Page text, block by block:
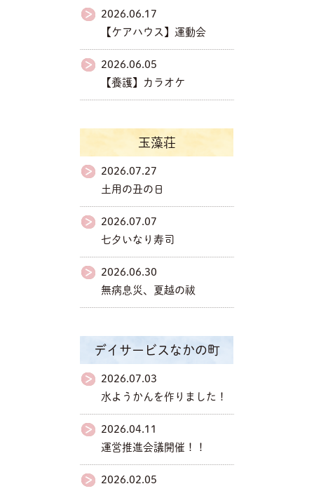
2026.06.17
【ケアハウス】運動会
2026.06.05
【養護】カラオケ
玉藻荘
2026.07.27
土用の丑の日
2026.07.07
七夕いなり寿司
2026.06.30
無病息災、夏越の祓
デイサービスなかの町
2026.07.03
水ようかんを作りました！
2026.04.11
運営推進会議開催！！
2026.02.05